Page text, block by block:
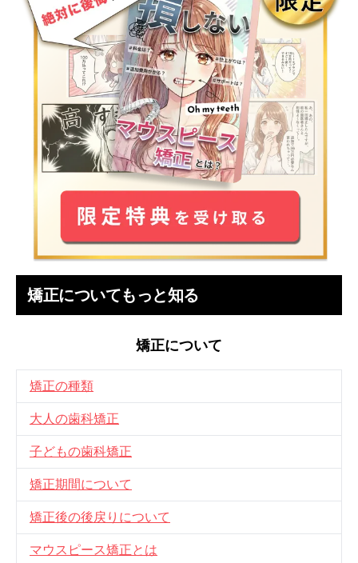
矯正についてもっと知る
矯正について
矯正の種類
大人の歯科矯正
子どもの歯科矯正
矯正期間について
矯正後の後戻りについて
マウスピース矯正とは